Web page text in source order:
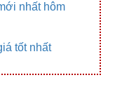
nhất hôm
tốt nhất